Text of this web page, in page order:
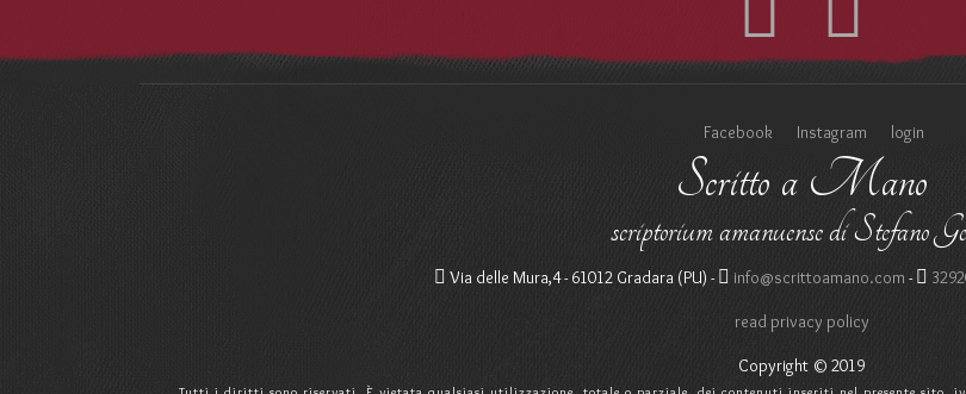
Facebook Instagram login
Scritto a Mano
scriptorium amanuense di Stefano
Via delle Mura,4 - 61012 Gradara (PU) - info@scrittoamano.com -
read privacy policy
Copyright © 2019